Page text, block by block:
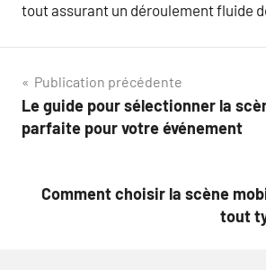
tout assurant un déroulement fluide
Navigation
de
Publication précédente
Le guide pour sélectionner la
parfaite pour votre événement
Comment choisir la scène
tout